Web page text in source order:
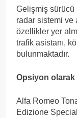
Gelişmiş sürücü
radar sistemi ve
özellikler yer
trafik asistanı,
bulunmaktadır.
Opsiyon
Alfa Romeo
Edizione